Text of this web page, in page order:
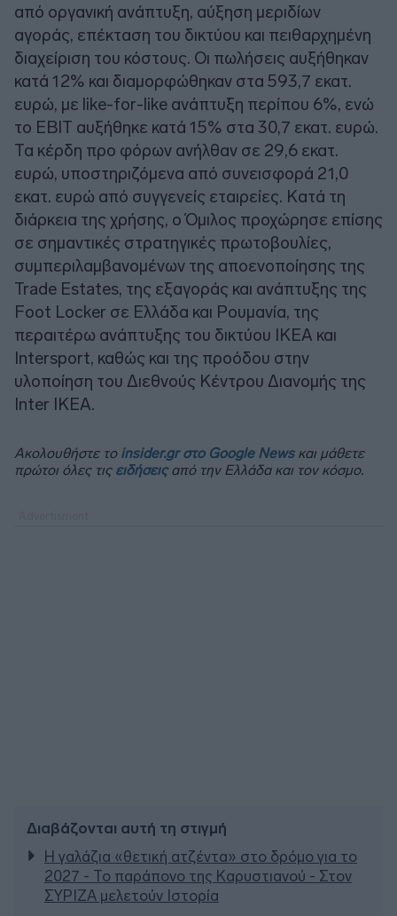
από οργανική ανάπτυξη, αύξηση μεριδίων
αγοράς, επέκταση του δικτύου και πειθαρχημένη
διαχείριση του κόστους. Οι πωλήσεις αυξήθηκαν
κατά 12% και διαμορφώθηκαν στα 593,7 εκατ.
ευρώ, με like-for-like ανάπτυξη περίπου 6%, ενώ
το EBIT αυξήθηκε κατά 15% στα 30,7 εκατ. ευρώ.
Τα κέρδη προ φόρων ανήλθαν σε 29,6 εκατ.
ευρώ, υποστηριζόμενα από συνεισφορά 21,0
εκατ. ευρώ από συγγενείς εταιρείες. Κατά τη
διάρκεια της χρήσης, ο Όμιλος προχώρησε επίσης
σε σημαντικές στρατηγικές πρωτοβουλίες,
συμπεριλαμβανομένων της αποενοποίησης της
Trade Estates, της εξαγοράς και ανάπτυξης της
Foot Locker σε Ελλάδα και Ρουμανία, της
περαιτέρω ανάπτυξης του δικτύου IKEA και
Intersport, καθώς και της προόδου στην
υλοποίηση του Διεθνούς Κέντρου Διανομής της
Inter IKEA.
Ακολουθήστε το insider.gr στο Google Newsκαι μάθετε
πρώτοι όλες τις ειδήσειςαπό την Ελλάδα και τον κόσμο.
Διαβάζονται αυτή τη στιγμή
Η γαλάζια «θετική ατζέντα» στο δρόμο για το
2027 - Το παράπονο της Καρυστιανού - Στον
ΣΥΡΙΖΑ μελετούν Ιστορία